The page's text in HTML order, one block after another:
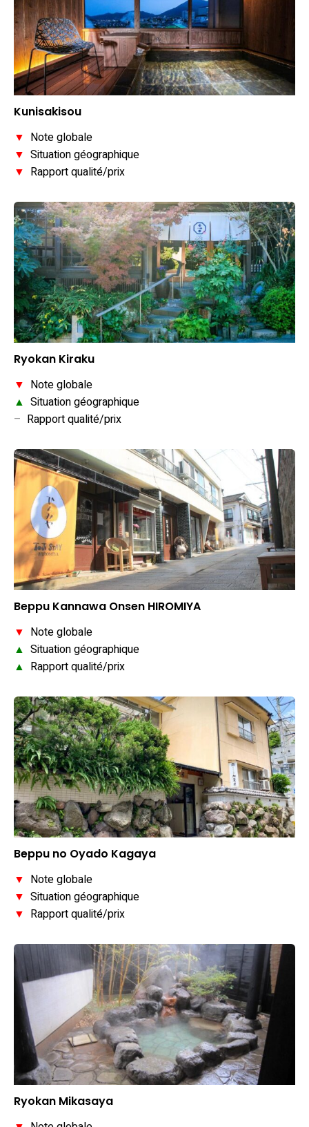
Kunisakisou
▼ Note globale
▼ Situation géographique
▼ Rapport qualité/prix
Ryokan Kiraku
▼ Note globale
▲ Situation géographique
– Rapport qualité/prix
Beppu Kannawa Onsen HIROMIYA
▼ Note globale
▲ Situation géographique
▲ Rapport qualité/prix
Beppu no Oyado Kagaya
▼ Note globale
▼ Situation géographique
▼ Rapport qualité/prix
Ryokan Mikasaya